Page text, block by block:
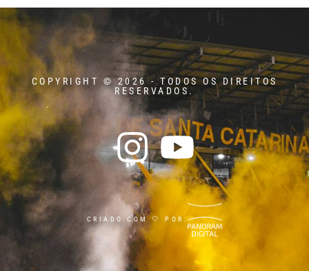
COPYRIGHT © 2026 - TODOS OS DIREITOS
RESERVADOS.
CRIADO COM 🤍 POR: